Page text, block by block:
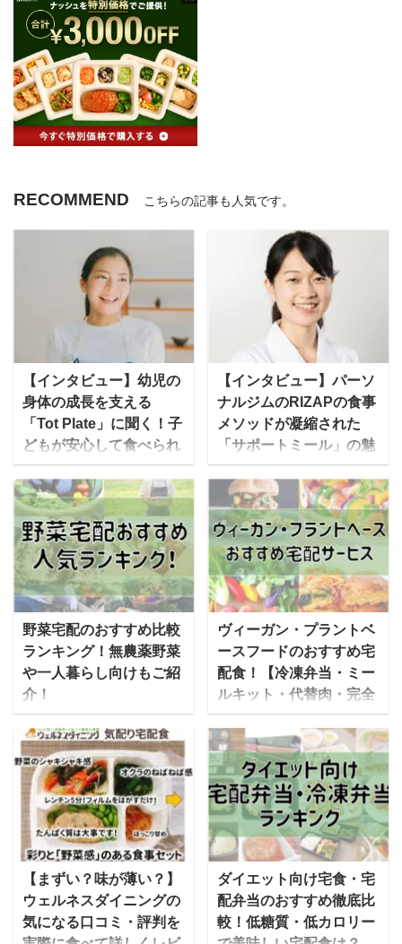
RECOMMEND こちらの記事も人気です。
【インタビュー】幼児の
身体の成長を支える
「Tot Plate」に聞く！子
どもが安心して食べられ
る食事とは？
今回、「幼児」が安心し
てたべられるための冷凍
食を販売している「Tot
Plate」を運営する、食の
おくすり代表取締役の佐
野こころさんにお話を伺
いました。 Tot Plateと
は？ mealee 本日は取材
に応じていただき、あり
がとうございます。最初
します。 Tot Plateを運営
している株式会社 食のお
くすり代表の佐野と申し
ます。もともと看護学部
で医療を学び、その中で
予防医学に興味を持ち、
大学院に進学しました。
その一方で大手料理教室
のヘルスケア事業の立ち
上げにも携わらせていた
【インタビュー】パーソ
ナルジムのRIZAPの食事
メソッドが凝縮された
「サポートミール」の魅
力とは？
”結果にコミットする”プ
ライベートジムで有名な
RIZAP。実は、その食事
メソッドを詰め込んだ冷
凍弁当である、低糖質フ
ード「サポートミール」
も人気なのをご存じだろ
うか。 今回は、「サポー
トミール」の商品を開発
するRIZAPの栄養管理士
ついて伺いました。
RIZAP「サポートミー
ル」とは？ RIZAPの管理
栄養士の阿部さんに答え
ていただいた mealee 今
回はインタビューに応じ
ていただきましてありが
とうございます。 阿部：
商品部商品開発の阿部と
申します。RIZAPの管理
野菜宅配のおすすめ比較
ランキング！無農薬野菜
や一人暮らし向けもご紹
介！
で買い物に出かけなくて
も、通販で購入できる野
菜宅配サービスは家庭の
強い味方です。手間がか
からないだけではなく、
日本全国から美味しい野
菜・無農薬野菜・有機栽
培の野菜など自分の好み
にあったお店をチョイス
できるのも人気のポイン
ヴィーガン・プラントベ
ースフードのおすすめ宅
配食！【冷凍弁当・ミー
ルキット・代替肉・完全
食】
ヴィーガンやベジタリア
ン向けのプラントベース
フードの人気が高まりつ
つある中、最近では宅配
サービスにも数多くのブ
ランドが登場してきてい
ます。 今後どんどん普及
していきそうな各社のサ
ービスについて、出来る
だけ多くまとめてみまし
【まずい？味が薄い？】
ウェルネスダイニングの
気になる口コミ・評判を
ダイエット向け宅食・宅
配弁当のおすすめ徹底比
較！低糖質・低カロリー